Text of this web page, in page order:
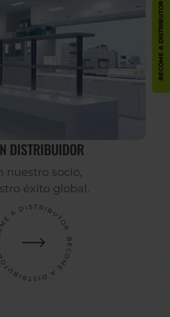
BECOME A DISTRIBUTOR
DISTRIBUIDOR
nuestro socio,
éxito global.